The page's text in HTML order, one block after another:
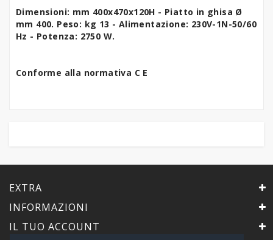
Dimensioni: mm 400x470x120H - Piatto in ghisa Ø
mm 400. Peso: kg 13 - Alimentazione: 230V-1N-50/60
Hz - Potenza: 2750 W.
Conforme alla normativa C E
EXTRA
INFORMAZIONI
IL TUO ACCOUNT